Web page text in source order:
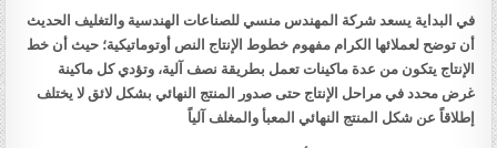
في البداية يسعد شركة المهندس منسي للصناعات الهندسية والتغليف الحديث
أن توضح لعملائها الكرام مفهوم خطوط الإنتاج النص أوتوماتيكية؛ حيث أن خط
الإنتاج يتكون من عدة ماكينات تعمل بطريقة نصف آلية، وتؤدي كل ماكينة
غرض محدد في مراحل الإنتاج حتى صدور المنتج النهائي بشكل لائق لا يختلف
إطلاقاً عن شكل المنتج النهائي المعبأ والمغلف آلياً